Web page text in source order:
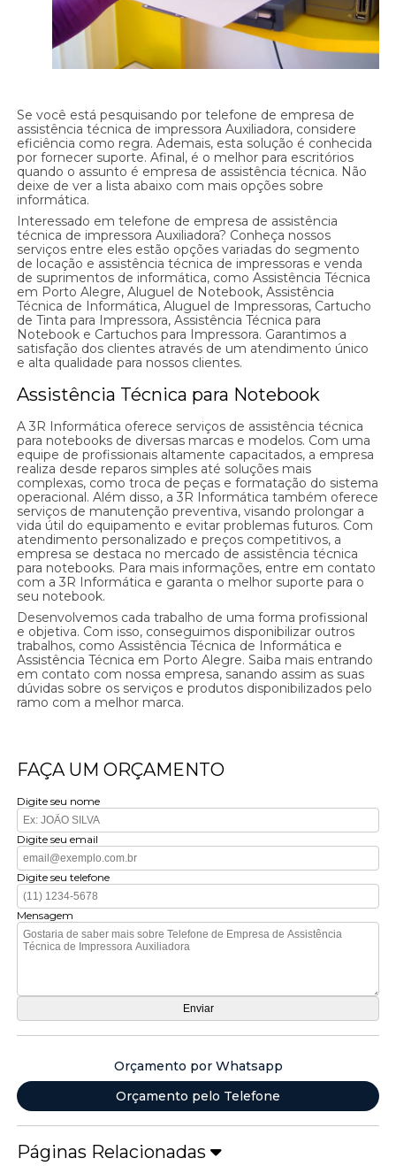
Se você está pesquisando por telefone de empresa de
assistência técnica de impressora Auxiliadora, considere
eficiência como regra. Ademais, esta solução é conhecida
por fornecer suporte. Afinal, é o melhor para escritórios
quando o assunto é empresa de assistência técnica. Não
deixe de ver a lista abaixo com mais opções sobre
informática.
Interessado em telefone de empresa de assistência
técnica de impressora Auxiliadora? Conheça nossos
serviços entre eles estão opções variadas do segmento
de locação e assistência técnica de impressoras e venda
de suprimentos de informática, como Assistência Técnica
em Porto Alegre, Aluguel de Notebook, Assistência
Técnica de Informática, Aluguel de Impressoras, Cartucho
de Tinta para Impressora, Assistência Técnica para
Notebook e Cartuchos para Impressora. Garantimos a
satisfação dos clientes através de um atendimento único
e alta qualidade para nossos clientes.
Assistência Técnica para Notebook
A 3R Informática oferece serviços de assistência técnica
para notebooks de diversas marcas e modelos. Com uma
equipe de profissionais altamente capacitados, a empresa
realiza desde reparos simples até soluções mais
complexas, como troca de peças e formatação do sistema
operacional. Além disso, a 3R Informática também oferece
serviços de manutenção preventiva, visando prolongar a
vida útil do equipamento e evitar problemas futuros. Com
atendimento personalizado e preços competitivos, a
empresa se destaca no mercado de assistência técnica
para notebooks. Para mais informações, entre em contato
com a 3R Informática e garanta o melhor suporte para o
seu notebook.
Desenvolvemos cada trabalho de uma forma profissional
e objetiva. Com isso, conseguimos disponibilizar outros
trabalhos, como Assistência Técnica de Informática e
Assistência Técnica em Porto Alegre. Saiba mais entrando
em contato com nossa empresa, sanando assim as suas
dúvidas sobre os serviços e produtos disponibilizados pelo
ramo com a melhor marca.
FAÇA UM ORÇAMENTO
Digite seu nome
Digite seu email
Digite seu telefone
Mensagem
Orçamento por Whatsapp
Orçamento pelo Telefone
Páginas Relacionadas